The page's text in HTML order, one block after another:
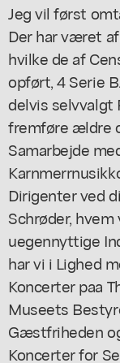
Jeg vil først
Der har været
hvilke de af
opført, 4 Serie
delvis selvvalgt
fremføre ældre
Samarbejde
Dirigenter ved
Schrøder, hvem
uegennyttige
har vi i Lighed
Koncerter paa
Museets
Gæstfriheden
Koncerter for